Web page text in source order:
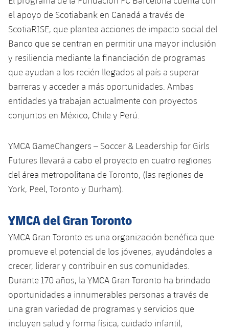
el apoyo de Scotiabank en Canadá a través de
ScotiaRISE, que plantea acciones de impacto social del
Banco que se centran en permitir una mayor inclusión
y resiliencia mediante la financiación de programas
que ayudan a los recién llegados al país a superar
barreras y acceder a más oportunidades. Ambas
entidades ya trabajan actualmente con proyectos
conjuntos en México, Chile y Perú.
YMCA GameChangers – Soccer & Leadership for Girls
Futures llevará a cabo el proyecto en cuatro regiones
del área metropolitana de Toronto, (las regiones de
York, Peel, Toronto y Durham).
YMCA del Gran Toronto
YMCA Gran Toronto es una organización benéfica que
promueve el potencial de los jóvenes, ayudándoles a
crecer, liderar y contribuir en sus comunidades.
Durante 170 años, la YMCA Gran Toronto ha brindado
oportunidades a innumerables personas a través de
una gran variedad de programas y servicios que
incluyen salud y forma física, cuidado infantil,